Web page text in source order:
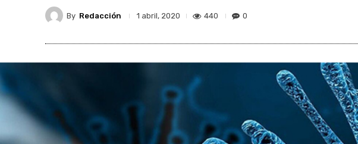
By Redacción 1 abril, 2020 440 0